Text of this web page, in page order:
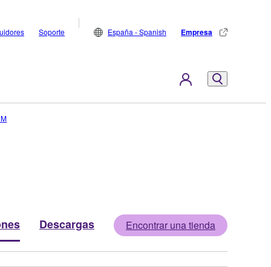
Soporte España - Spanish Empresa
Descargas Encontrar una tienda